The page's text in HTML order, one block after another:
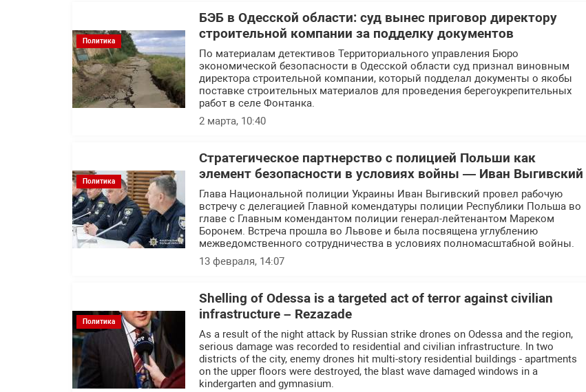
Политика
БЭБ в Одесской области: суд вынес приговор директору
строительной компании за подделку документов
По материалам детективов Территориального управления Бюро
экономической безопасности в Одесской области суд признал виновным
директора строительной компании, который подделал документы о якобы
поставке строительных материалов для проведения берегоукрепительных
работ в селе Фонтанка.
2 марта, 10:40
Политика
Стратегическое партнерство с полицией Польши как
элемент безопасности в условиях войны — Иван Выгивский
Глава Национальной полиции Украины Иван Выгивский провел рабочую
встречу с делегацией Главной комендатуры полиции Республики Польша во
главе с Главным комендантом полиции генерал-лейтенантом Мареком
Боронем. Встреча прошла во Львове и была посвящена углублению
межведомственного сотрудничества в условиях полномасштабной войны.
13 февраля, 14:07
Политика
Shelling of Odessa is a targeted act of terror against civilian
infrastructure – Rezazade
As a result of the night attack by Russian strike drones on Odessa and the region,
serious damage was recorded to residential and civilian infrastructure. In two
districts of the city, enemy drones hit multi-story residential buildings - apartments
on the upper floors were destroyed, the blast wave damaged windows in a
kindergarten and gymnasium.